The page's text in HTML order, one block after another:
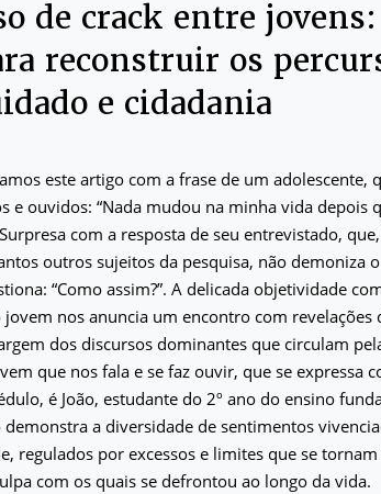
de crack entre
reconstruir os
e cidadania
este artigo com a frase de um adolescente,
e ouvidos: “Nada mudou na minha vida depois
com a resposta de seu entrevistado,
outros sujeitos da pesquisa, não demoniza
“Como assim?”. A delicada objetividade
jovem nos anuncia um encontro com revelações
dos discursos dominantes que circulam
que nos fala e se faz ouvir, que se expressa
é João, estudante do 2º ano do ensino
demonstra a diversidade de sentimentos
regulados por excessos e limites que se
com os quais se defrontou ao longo da vida.